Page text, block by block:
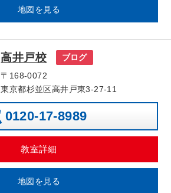
地図を見る
高井戸校
ブログ
〒168-0072
東京都杉並区高井戸東3-27-11
0120-17-8989
教室詳細
地図を見る